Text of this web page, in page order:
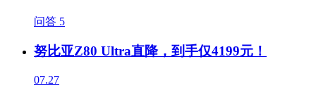
问答 5
努比亚Z80 Ultra直降，到手仅4199元！
07.27